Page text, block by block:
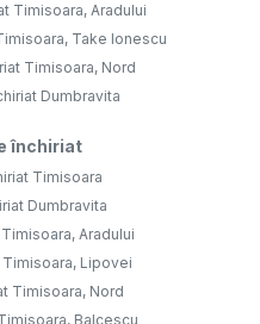
Timisoara, Aradului
Take Ionescu
Timisoara, Nord
Dumbravita
închiriat
Timisoara
Dumbravita
Aradului
Lipovei
Timisoara, Nord
Balcescu